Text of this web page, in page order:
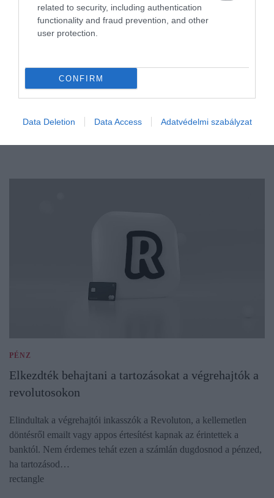
related to security, including authentication
functionality and fraud prevention, and other
user protection.
CONFIRM
Data Deletion Data Access Adatvédelmi szabályzat
PÉNZ
Elkezdték behajtani a tartozásokat a végrehajtók a
revolutosokon
Elindultak a végrehajtói inkasszók a Revoluton, a kellemetlen
döntésről emailt vagy appos értesítést kapnak az érintettek a
banktól. Nem érdemes tehát ezen a számlán dugdosnod a pénzed,
ha tartozásod…
rectangle